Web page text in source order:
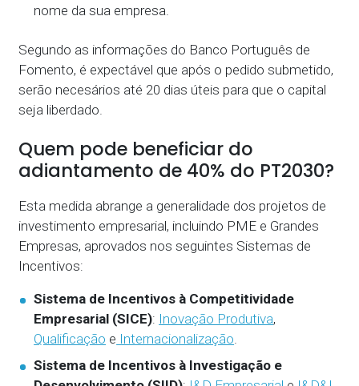
nome da sua empresa.
Segundo as informações do Banco Português de
Fomento, é expectável que após o pedido submetido,
serão necesários até 20 dias úteis para que o capital
seja liberdado.
Quem pode beneficiar do
adiantamento de 40% do PT2030?
Esta medida abrange a generalidade dos projetos de
investimento empresarial, incluindo PME e Grandes
Empresas, aprovados nos seguintes Sistemas de
Incentivos:
Sistema de Incentivos à Competitividade
Empresarial (SICE): Inovação Produtiva,
Qualificação e Internacionalização.
Sistema de Incentivos à Investigação e